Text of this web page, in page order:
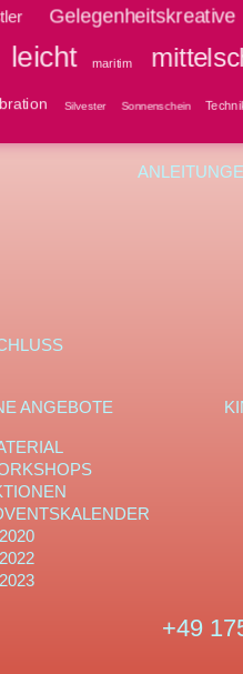
Gelegenheitskreative
leicht maritim
Silvester Sonnenschein
ANGEBOTE
2020
2022
2023
Tel:
+49